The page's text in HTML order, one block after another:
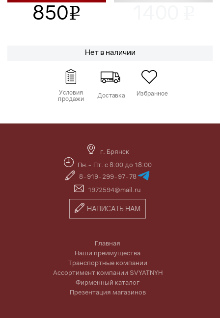
850v
Нет в наличии
Условия
продажи Доставка Избранное
г. Брянск
Пн.- Пт. с 8:00 до 18:00
8-919-299-97-78
1972594@mail.ru
НАПИСАТЬ НАМ
Главная
Наши преимущества
Транспортные компании
Ассортимент компании SVYATNYH
Фирменный каталог
Презентация магазинов